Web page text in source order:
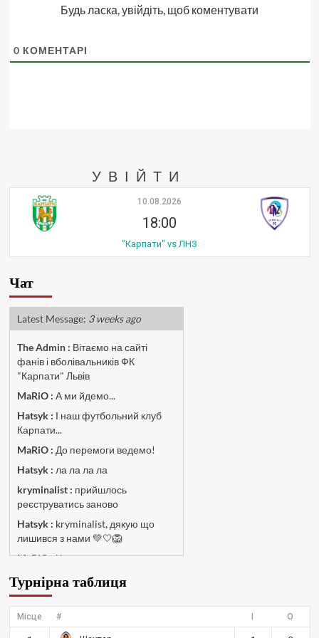
Будь ласка, увійдіть, щоб коментувати
0 КОМЕНТАРІ
УВІЙТИ
10.08.2026
18:00
"Карпати" vs ЛНЗ
Чат
Latest Message: 3 weeks ago
The Admin: Вітаємо на сайті
фанів і вболівальників ФК
"Карпати" Львів
MaRiO : А ми йдемо...
Hatsyk : І наш футбольний клуб
Карпати...
MaRiO : До перемоги ведемо!
Hatsyk : ла ла ла ла
kryminalist : прийшлось
реєструватись заново
Hatsyk : kryminalist, дякую що
лишився з нами 💚🤍🦁
MaRiO :Чат потрохи оживає, то
MaRiO :
Знов у клубі бардак...
Hatsyk :
Все буде добре
Torsida_LEMBERG_1963 :
Турнірна таблиця
Місце # О